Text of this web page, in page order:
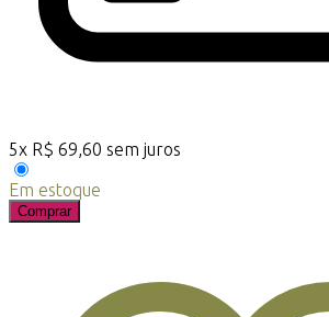
5x R$ 69,60 sem juros
Em estoque
Comprar